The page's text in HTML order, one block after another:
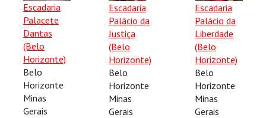
Escadaria
Palacete
Dantas
(Belo
Horizonte)
Belo
Horizonte
Minas
Gerais
Escadaria
Palácio da
Justiça
(Belo
Horizonte)
Belo
Horizonte
Minas
Gerais
Escadaria
Palácio da
Liberdade
(Belo
Horizonte)
Belo
Horizonte
Minas
Gerais